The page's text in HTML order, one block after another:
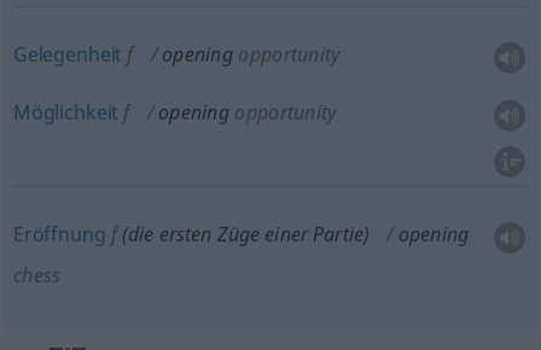
Gelegenheit f opening opportunity
Möglichkeit f opening opportunity
Eröffnung f(die ersten Züge einer Partie)
opening
chess